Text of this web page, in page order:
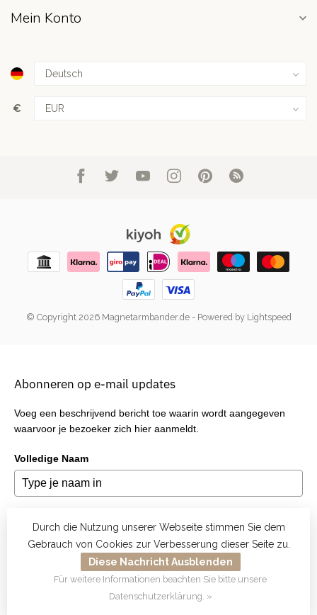
Mein Konto
€
© Copyright 2026 Magnetarmbander.de- Powered by Lightspeed
Durch die Nutzung unserer Webseite stimmen Sie dem
Gebrauch von Cookies zur Verbesserung dieser Seite zu.
Diese Nachricht Ausblenden
Für weitere Informationen beachten Sie bitte unsere
Datenschutzerklärung. »
Abonneren op e-mail updates
Voeg een beschrijvend bericht toe waarin wordt aangegeven
waarvoor je bezoeker zich hier aanmeldt.
Volledige Naam